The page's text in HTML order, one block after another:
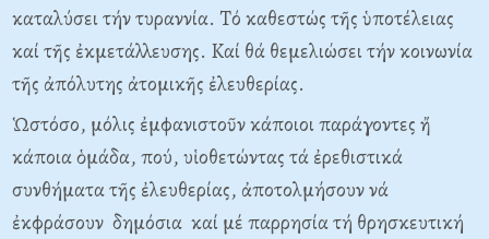
καταλύσει τήν τυραννία. Tό καθεστώς τῆς ὑποτέλειας
καί τῆς ἐκμετάλλευσης. Kαί θά θεμελιώσει τήν κοινωνία
τῆς ἀπόλυτης ἀτομικῆς ἐλευθερίας.
Ὡστόσο, μόλις ἐμφανιστοῦν κάποιοι παράγοντες ἤ
κάποια ὁμάδα, πού, υἱοθετώντας τά ἐρεθιστικά
συνθήματα τῆς ἐλευθερίας, ἀποτολμήσουν νά
ἐκφράσουν δημόσια καί μέ παρρησία τή θρησκευτική